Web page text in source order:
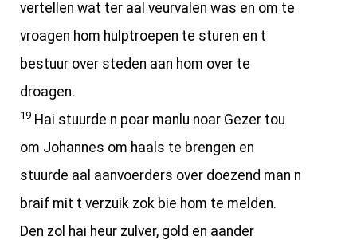
vertellen wat ter aal veurvalen was en om te
vroagen hom hulptroepen te sturen en t
bestuur over steden aan hom over te
droagen.
19 Hai stuurde n poar manlu noar Gezer tou
om Johannes om haals te brengen en
stuurde aal aanvoerders over doezend man n
braif mit t verzuik zok bie hom te melden.
Den zol hai heur zulver, gold en aander